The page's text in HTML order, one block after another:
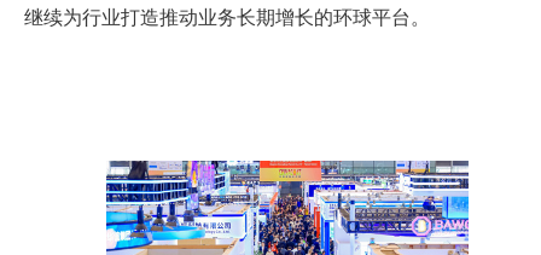
继续为行业打造推动业务长期增长的环球平台。